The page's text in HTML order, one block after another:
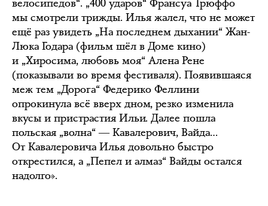
велосипедов“. „400 ударов“ Франсуа Трюффо
мы смотрели трижды. Илья жалел, что не может
ещё раз увидеть „На последнем дыхании“ Жан-
Люка Годара (фильм шёл в Доме кино)
и „Хиросима, любовь моя“ Алена Рене
(показывали во время фестиваля). Появившаяся
меж тем „Дорога“ Федерико Феллини
опрокинула всё вверх дном, резко изменила
вкусы и пристрастия Ильи. Далее пошла
польская „волна“ ― Кавалерович, Вайда…
От Кавалеровича Илья довольно быстро
открестился, а „Пепел и алмаз“ Вайды остался
надолго».